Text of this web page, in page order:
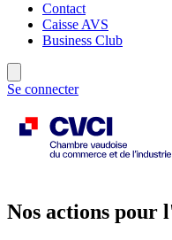
Contact
Caisse AVS
Business Club
Se connecter
Nos actions pour